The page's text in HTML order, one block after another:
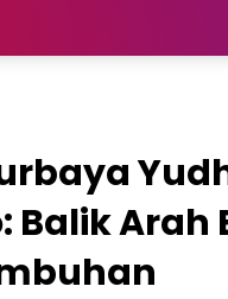
Balik Arah